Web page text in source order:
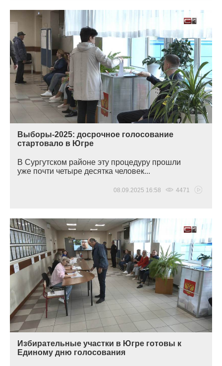
Выборы-2025: досрочное голосование
стартовало в Югре
В Сургутском районе эту процедуру прошли
уже почти четыре десятка человек...
08.09.2025 16:58 4471
Избирательные участки в Югре готовы к
Единому дню голосования